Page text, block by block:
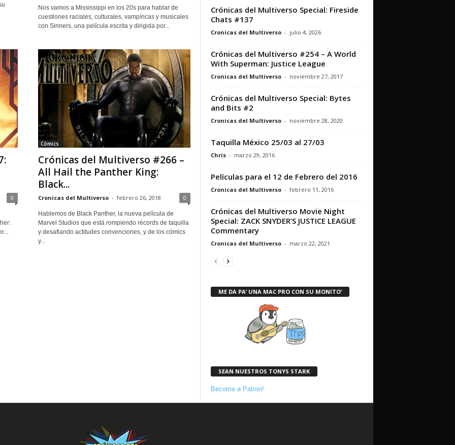
Nos vamos a Mississippi en los 20s para hablar de
cuestiones raciales, culturales, vampíricas y musicales
con Sinners, una película escrita y dirigida por...
0
Cómics
Crónicas del Multiverso #266 –
All Hail the Panther King:
Black...
Cronicas del Multiverso - febrero 26, 2018 0
Hablemos de Black Panther, la nueva película de
Marvel Studios que está rompiendo récords de taquilla
y desafiando actitudes convenciones, y de los cómics
y...
Crónicas del Multiverso Special: Fireside
Chats #137
Cronicas del Multiverso - julio 4, 2026
Crónicas del Multiverso #254 – A World
With Superman: Justice League
Cronicas del Multiverso - noviembre 27, 2017
Crónicas del Multiverso Special: Bytes
and Bits #2
Cronicas del Multiverso - noviembre 28, 2020
Taquilla México 25/03 al 27/03
Chris - marzo 29, 2016
Películas para el 12 de Febrero del 2016
Cronicas del Multiverso - febrero 11, 2016
Crónicas del Multiverso Movie Night
Special: ZACK SNYDER’S JUSTICE LEAGUE
Commentary
Cronicas del Multiverso - marzo 22, 2021
ME DA PA’ UNA MAC PRO CON SU MONITO’
SEAN NUESTROS TONYS STARK
Become a Patron!